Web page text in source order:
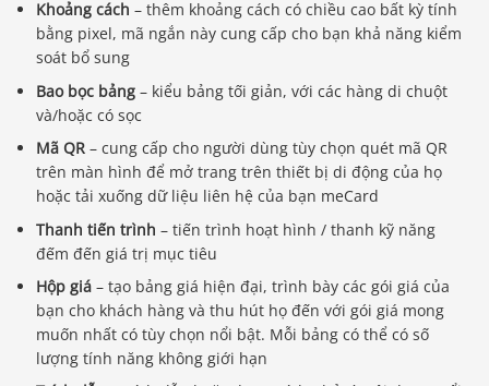
Khoảng cách – thêm khoảng cách có chiều cao bất kỳ tính
bằng pixel, mã ngắn này cung cấp cho bạn khả năng kiểm
soát bổ sung
Bao bọc bảng – kiểu bảng tối giản, với các hàng di chuột
và/hoặc có sọc
Mã QR – cung cấp cho người dùng tùy chọn quét mã QR
trên màn hình để mở trang trên thiết bị di động của họ
hoặc tải xuống dữ liệu liên hệ của bạn meCard
Thanh tiến trình – tiến trình hoạt hình / thanh kỹ năng
đếm đến giá trị mục tiêu
Hộp giá – tạo bảng giá hiện đại, trình bày các gói giá của
bạn cho khách hàng và thu hút họ đến với gói giá mong
muốn nhất có tùy chọn nổi bật. Mỗi bảng có thể có số
lượng tính năng không giới hạn